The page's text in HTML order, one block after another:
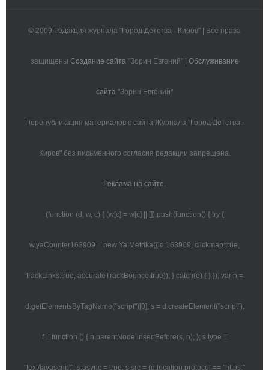
© 2009 Редакция журнала "Город Детства - Киров" | Все права
защищены Создание сайта "Зорин Евгений" | Обслуживание
сайта "Зорин Евгений"
Перепубликация материалов с сайта Журнала "Город Детства -
Киров" без письменного согласия редакции запрещена.
Реклама на сайте.